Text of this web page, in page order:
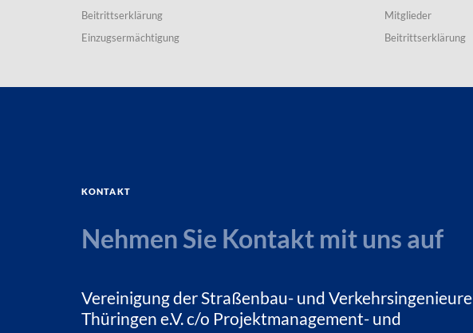
Beitrittserklärung
Einzugsermächtigung
Mitglieder
Beitrittserklärung
Kontakt
Nehmen Sie Kontakt mit uns auf
Vereinigung der Straßenbau- und Verkehrsingenieure
Thüringen e.V. c/o Projektmanagement- und